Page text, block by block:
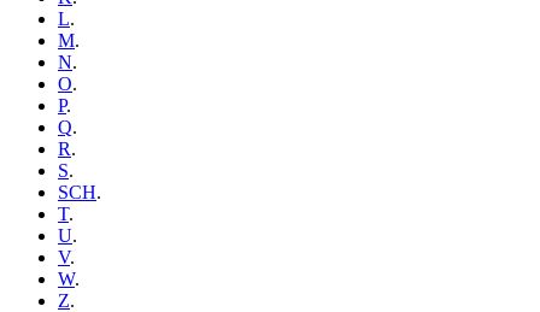
L.
M.
N.
O.
P.
Q.
R.
S.
SCH.
T.
U.
V.
W.
Z.